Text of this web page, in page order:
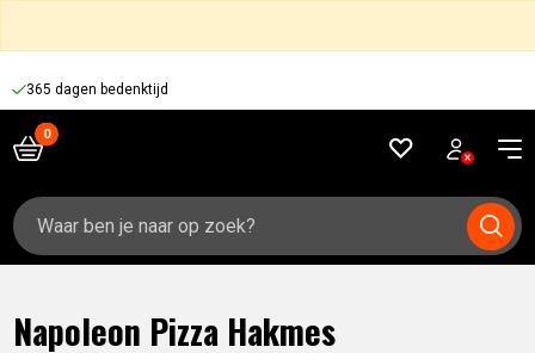
365 dagen bedenktijd
Zoeken
naar:
Napoleon Pizza Hakmes